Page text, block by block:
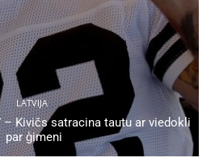
LATVIJA
– Kivičs satracina tautu ar viedokli
par ģimeni